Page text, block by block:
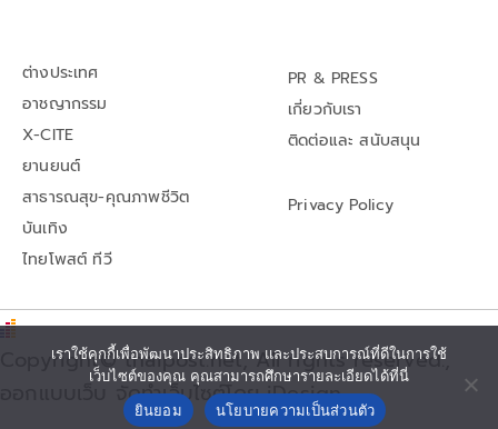
ต่างประเทศ
อาชญากรรม
X-CITE
ยานยนต์
สาธารณสุข-คุณภาพชีวิต
บันเทิง
ไทยโพสต์ ทีวี
PR & PRESS
เกี่ยวกับเรา
ติดต่อและ สนับสนุน
Privacy Policy
Copyright© thaipost.net, All rights reserved.,
ออกแบบเว็บ จัดทำเว็บไซต์โดย iDesign
เราใช้คุกกี้เพื่อพัฒนาประสิทธิภาพ และประสบการณ์ที่ดีในการใช้
เว็บไซต์ของคุณ คุณสามารถศึกษารายละเอียดได้ที่นี่
ยินยอม
นโยบายความเป็นส่วนตัว